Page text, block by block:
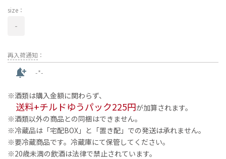
size：
-
再入荷通知 ：
notification_add -*-
酒類は購入金額に関わらず、
送料+チルドゆうパック225円が加算されます。
酒類以外の商品との同梱はできません。
冷蔵品は「宅配BOX」と「置き配」での発送は承れません。
要冷蔵商品です。冷蔵庫にて保管してください。
20歳未満の飲酒は法律で禁止されています。